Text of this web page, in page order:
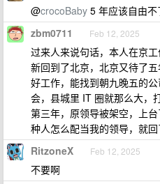
@crocoBaby 5 年应该自由不
zbm0711 Feb 12, 2025
过来人来说句话，本人在京
新回到了北京，北京又待了
好工作，能找到朝九晚五的
会，县城里 IT 圈就那么大，
第三年，原领导被架空，上
种人怎么配当我的领导，就回
RitzoneX Feb 12, 2025
不要啊